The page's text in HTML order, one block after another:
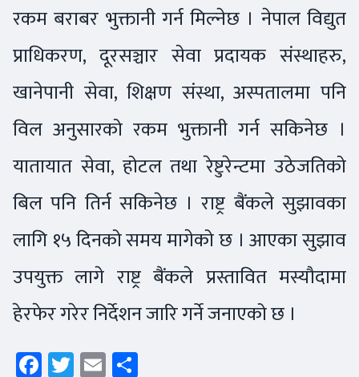
रकम बराबर भुक्तानी गर्न मिल्नेछ । नेपाल विद्युत
प्राधिकरण, दूरसञ्चार सेवा प्रदायक संस्थाहरु,
खानेपानी सेवा, शिक्षण संस्था, अस्पतालमा पनि
विल अनुसारको रकम भुक्तानी गर्न सकिनेछ ।
यातायात सेवा, होटल तथा रेष्टुरेन्टमा उठेजतिको
बिल पनि तिर्न सकिनेछ । राष्ट्र बैंकले सुझावका
लागि १५ दिनको समय मागेको छ । आएका सुझाव
उपयुक्त लागे राष्ट्र बैंकले प्रस्तावित मस्यौदामा
हेरफेर गरेर निर्देशन जारि गर्ने जनाएको छ ।
Facebook
Twitter
Email